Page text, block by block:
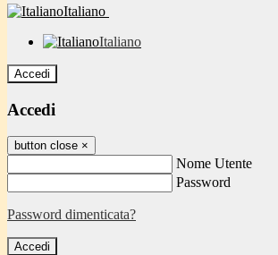
Italiano
Italiano
Accedi
Accedi
button close ×
Nome Utente
Password
Password dimenticata?